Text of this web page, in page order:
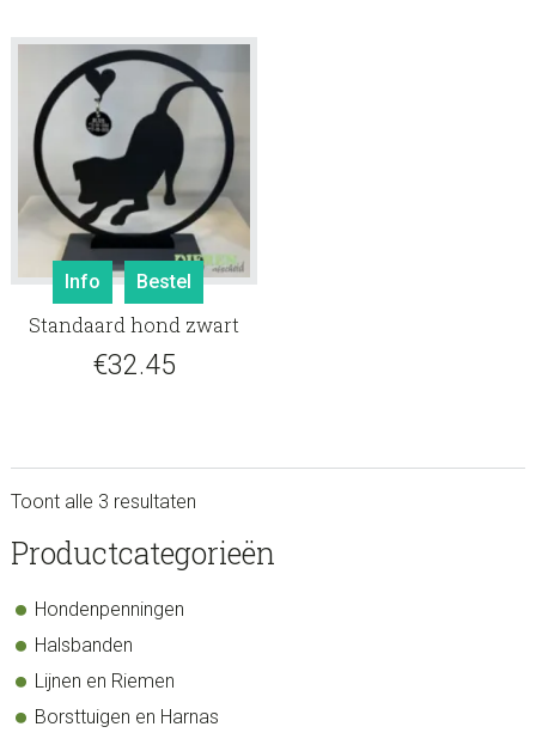
Info Bestel
Standaard hond zwart
€32.45
Toont alle 3 resultaten
sidebar
Store
Productcategorieën
Hondenpenningen
Halsbanden
Lijnen en Riemen
Borsttuigen en Harnas